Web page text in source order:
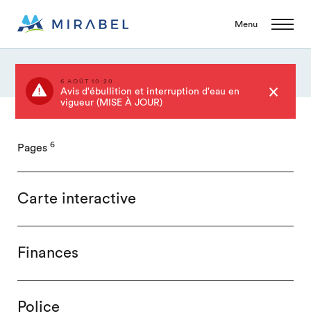
Menu
6 AOÛT 10:20
Avis d'ébullition et interruption d'eau en
vigueur (MISE À JOUR)
Pages 6
Carte interactive
Finances
Police